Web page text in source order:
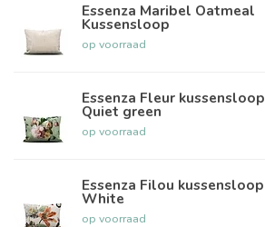
Essenza Maribel Oatmeal
Kussensloop
op voorraad
Essenza Fleur kussensloop
Quiet green
op voorraad
Essenza Filou kussensloop
White
op voorraad